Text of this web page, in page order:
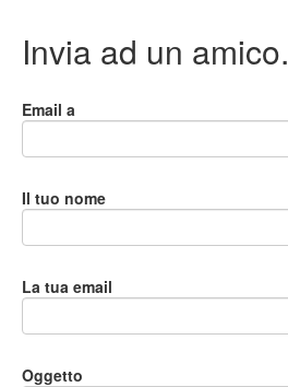
Invia ad un amico.
Email a
Il tuo nome
La tua email
Oggetto